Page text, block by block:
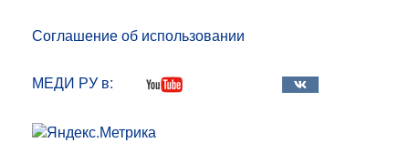
Соглашение об использовании
МЕДИ РУ в: